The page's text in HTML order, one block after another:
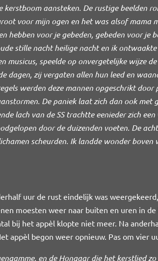
kerstboom aansteken. De rustige beelden
voor mijn ogen en het was alsof mama
hebben voor je gebeden, gebeden voor
stille nacht heilige nacht en ik
musicus, speelde op onvergetelijke wijze
dagen, zij vergaten allen hun leed en
werden deze mannen opgeschrikt
De paniek laat zich dan ook met
lach van de SS trachtte eenieder zich
door de duizenden voeten. De
scheurden. Ik landde wonder
uur de rust eindelijk was
moesten weer naar buiten en uren in
bij het appèl klopte niet meer. Na
appèl begon weer opnieuw. Pas om vier
en de Hongaar die het kerstlied